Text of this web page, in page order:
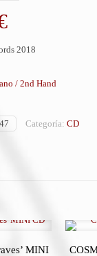
2018
/ 2nd Hand
Categoría: CD
MINI